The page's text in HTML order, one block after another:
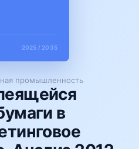
промышленность
в
2025 / 2035